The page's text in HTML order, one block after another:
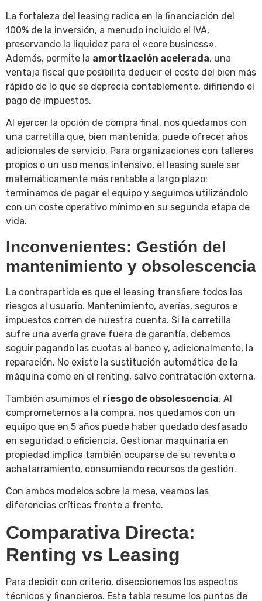
La fortaleza del leasing radica en la financiación del
100% de la inversión, a menudo incluido el IVA,
preservando la liquidez para el «core business».
Además, permite la amortización acelerada, una
ventaja fiscal que posibilita deducir el coste del bien más
rápido de lo que se deprecia contablemente, difiriendo el
pago de impuestos.
Al ejercer la opción de compra final, nos quedamos con
una carretilla que, bien mantenida, puede ofrecer años
adicionales de servicio. Para organizaciones con talleres
propios o un uso menos intensivo, el leasing suele ser
matemáticamente más rentable a largo plazo:
terminamos de pagar el equipo y seguimos utilizándolo
con un coste operativo mínimo en su segunda etapa de
vida.
Inconvenientes: Gestión del
mantenimiento y obsolescencia
La contrapartida es que el leasing transfiere todos los
riesgos al usuario. Mantenimiento, averías, seguros e
impuestos corren de nuestra cuenta. Si la carretilla
sufre una avería grave fuera de garantía, debemos
seguir pagando las cuotas al banco y, adicionalmente, la
reparación. No existe la sustitución automática de la
máquina como en el renting, salvo contratación externa.
También asumimos el riesgo de obsolescencia. Al
comprometernos a la compra, nos quedamos con un
equipo que en 5 años puede haber quedado desfasado
en seguridad o eficiencia. Gestionar maquinaria en
propiedad implica también ocuparse de su reventa o
achatarramiento, consumiendo recursos de gestión.
Con ambos modelos sobre la mesa, veamos las
diferencias críticas frente a frente.
Comparativa Directa:
Renting vs Leasing
Para decidir con criterio, diseccionemos los aspectos
técnicos y financieros. Esta tabla resume los puntos de